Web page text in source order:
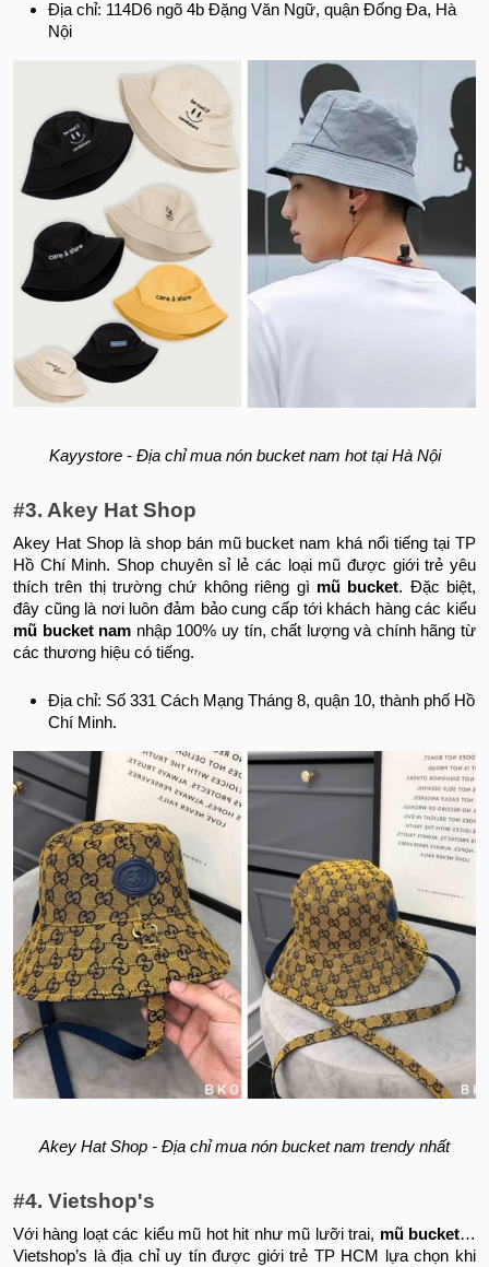
Địa chỉ: 114D6 ngõ 4b Đặng Văn Ngữ, quận Đống Đa, Hà
Nội
Kayystore - Địa chỉ mua nón bucket nam hot tại Hà Nội
#3. Akey Hat Shop
Akey Hat Shop là shop bán mũ bucket nam khá nổi tiếng tại TP
Hồ Chí Minh. Shop chuyên sỉ lẻ các loại mũ được giới trẻ yêu
thích trên thị trường chứ không riêng gì mũ bucket. Đặc biệt,
đây cũng là nơi luôn đảm bảo cung cấp tới khách hàng các kiểu
mũ bucket nam nhập 100% uy tín, chất lượng và chính hãng từ
các thương hiệu có tiếng.
Địa chỉ: Số 331 Cách Mạng Tháng 8, quận 10, thành phố Hồ
Chí Minh.
Akey Hat Shop - Địa chỉ mua nón bucket nam trendy nhất
#4. Vietshop's
Với hàng loạt các kiểu mũ hot hit như mũ lưỡi trai, mũ bucket…
Vietshop’s là địa chỉ uy tín được giới trẻ TP HCM lựa chọn khi